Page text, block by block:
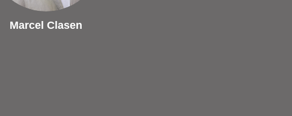
Marcel Clasen